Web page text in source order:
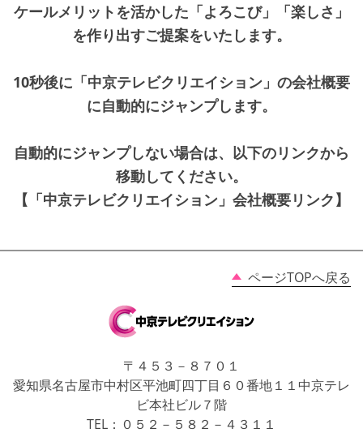
ケールメリットを活かした「よろこび」「楽しさ」
を作り出すご提案をいたします。
10秒後に「中京テレビクリエイション」の会社概要
に自動的にジャンプします。
自動的にジャンプしない場合は、以下のリンクから
移動してください。
【「中京テレビクリエイション」会社概要リンク】
ページTOPへ戻る
〒４５３－８７０１
愛知県名古屋市中村区平池町四丁目６０番地１１中京テレ
ビ本社ビル７階
TEL：０５２－５８２－４３１１